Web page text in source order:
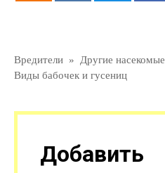
Вредители » Другие насекомые
Виды бабочек и гусениц
Добавить